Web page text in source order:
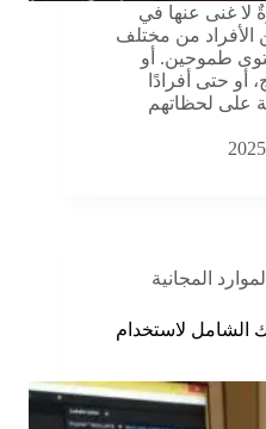
لا غنى عنها في
الأفراد من مختلف
طموحين. أو
أو حتى أفرادًا
على لحظاتهم
المجانية
الشامل لاستخدام